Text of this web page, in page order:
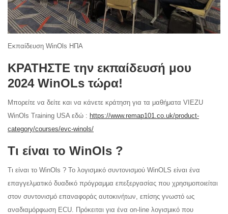
Εκπαίδευση WinOls ΗΠΑ
ΚΡΑΤΗΣΤΕ την εκπαίδευσή μου
2024 WinOLs τώρα!
Μπορείτε να δείτε και να κάνετε κράτηση για τα μαθήματα VIEZU
WinOls Training USA εδώ : https://www.remap101.co.uk/product-
category/courses/evc-winols/
Τι είναι το WinOls ?
Τι είναι το WinOls ? Το λογισμικό συντονισμού WinOLS είναι ένα
επαγγελματικό δυαδικό πρόγραμμα επεξεργασίας που χρησιμοποιείται
στον συντονισμό επαναφοράς αυτοκινήτων, επίσης γνωστό ως
αναδιαμόρφωση ECU. Πρόκειται για ένα on-line λογισμικό που